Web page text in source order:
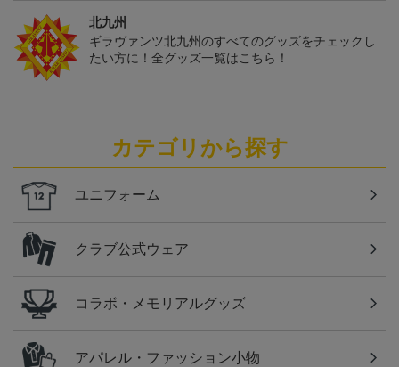
北九州
ギラヴァンツ北九州のすべてのグッズをチェックし
たい方に！全グッズ一覧はこちら！
カテゴリから探す
ユニフォーム
クラブ公式ウェア
コラボ・メモリアルグッズ
アパレル・ファッション小物